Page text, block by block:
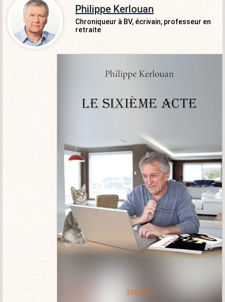
Philippe Kerlouan
Chroniqueur à BV, écrivain, professeur en
retraite